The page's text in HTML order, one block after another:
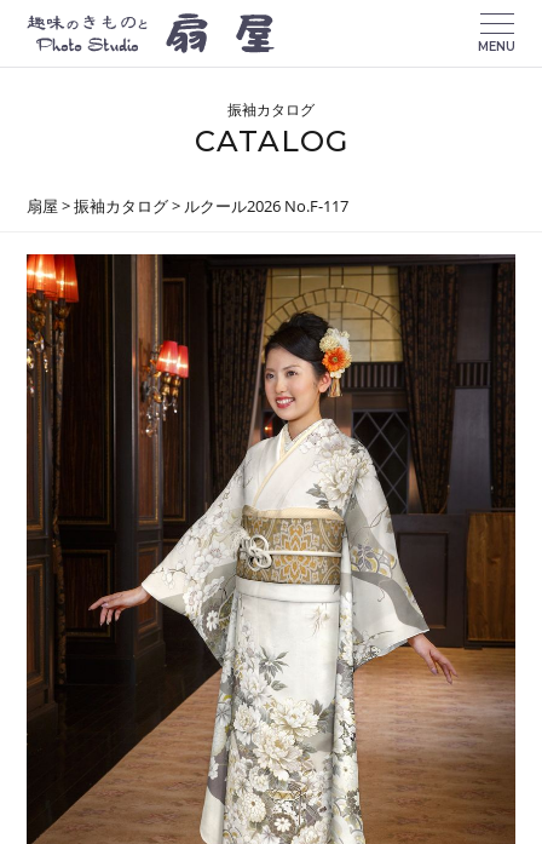
MENU
振袖カタログ
CATALOG
扇屋 >振袖カタログ> ルクール2026 No.F-117